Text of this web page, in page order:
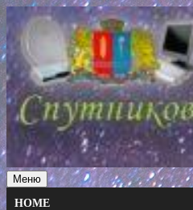
Перейти
к
содержимому
Меню
HOME